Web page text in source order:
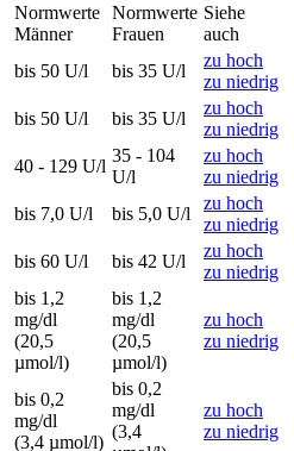
Normwerte
Männer
Normwerte
Frauen
Siehe
auch
bis 50 U/l bis 35 U/l
zu hoch
zu niedrig
bis 50 U/l bis 35 U/l
zu hoch
zu niedrig
40 - 129 U/l
35 - 104
U/l
zu hoch
zu niedrig
bis 7,0 U/l bis 5,0 U/l
zu hoch
zu niedrig
bis 60 U/l bis 42 U/l
zu hoch
zu niedrig
bis 1,2
mg/dl
(20,5
µmol/l)
bis 1,2
mg/dl
(20,5
µmol/l)
zu hoch
zu niedrig
bis 0,2
mg/dl
(3,4 µmol/l)
bis 0,2
mg/dl
(3,4
zu hoch
zu niedrig